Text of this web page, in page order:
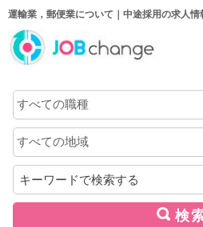
運輸業，郵便業について｜中途採用の求人
職
種
地
域
キ
ー
ワ
検